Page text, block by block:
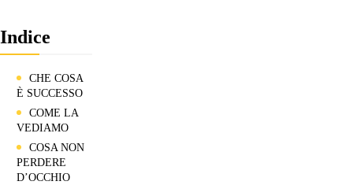
Indice
CHE COSA
È SUCCESSO
COME LA
VEDIAMO
COSA NON
PERDERE
D’OCCHIO